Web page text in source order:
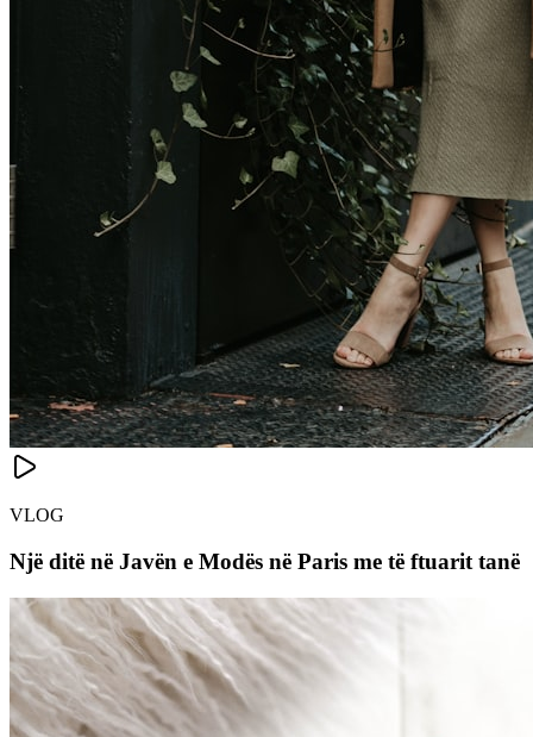
VLOG
Një ditë në Javën e Modës në Paris me të ftuarit tanë